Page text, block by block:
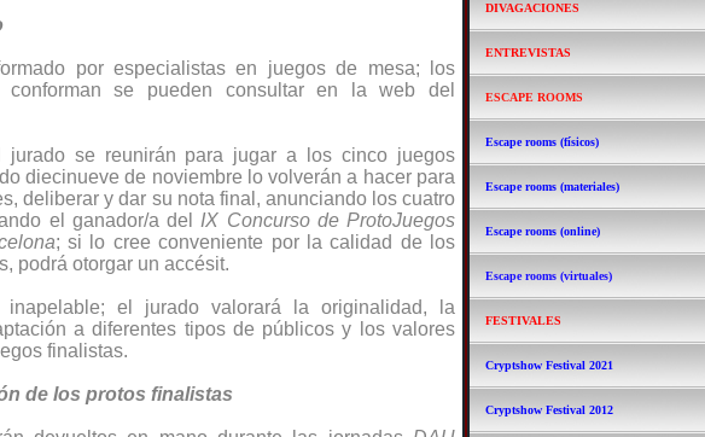
por especialistas en juegos de mesa; los
conforman se pueden consultar en la web del
jurado se reunirán para jugar a los cinco juegos
diecinueve de noviembre lo volverán a hacer para
deliberar y dar su nota final, anunciando los cuatro
el ganador/a del IX Concurso de ProtoJuegos
; si lo cree conveniente por la calidad de los
podrá otorgar un accésit.
el jurado valorará la originalidad, la
a diferentes tipos de públicos y los valores
finalistas.
de los protos finalistas
DIVAGACIONES
ENTREVISTAS
ESCAPE ROOMS
Escape rooms (físicos)
Escape rooms (materiales)
Escape rooms (online)
Escape rooms (virtuales)
FESTIVALES
Cryptshow Festival 2021
Cryptshow Festival 2012